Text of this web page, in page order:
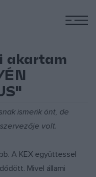
akartam
ismerik önt, de
volt.
A KEX együttessel
Mivel állami